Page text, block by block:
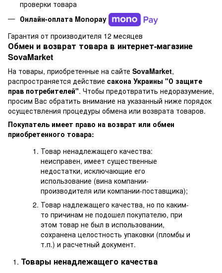
проверки товара
Онлайн-оплата Monopay
Гарантия от производителя 12 месяцев
Обмен и возврат товара в интернет-магазине
SovaMarket
На товары, приобретенные на сайте SovaMarket,
распространяется действие cакона Украины "О защите
прав потребителей". Чтобы предотвратить недоразумение,
просим Вас обратить внимание на указанный ниже порядок
осуществления процедуры обмена или возврата товаров.
Покупатель имеет право на возврат или обмен
приобретенного товара:
Товар ненадлежащего качества:
неисправен, имеет существенные
недостатки, исключающие его
использование (вина компании-
производителя или компании-поставщика);
Товар надлежащего качества, но по каким-
то причинам не подошел покупателю, при
этом товар не был в использовании,
сохранена целостность упаковки (пломбы и
т.п.) и расчетный документ.
Товары ненадлежащего качества